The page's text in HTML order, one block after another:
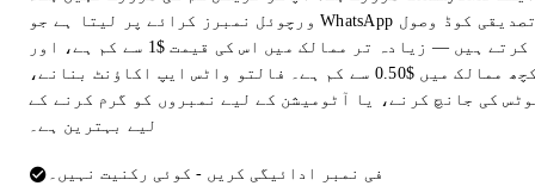
ورچوئل نمبرز کرائے پر لیتا ہے جو WhatsApp تصدیقی کوڈ وصول
کرتے ہیں — زیادہ تر ممالک میں اس کی قیمت $1 سے کم ہے، اور
کچھ ممالک میں $0.50 سے کم ہے۔ فالتو واٹس ایپ اکاؤنٹ بنانے،
کی جانچ کرنے، یا آٹومیشن کے لیے نمبروں کو گرم کرنے کے
لیے بہترین ہے۔
فی نمبر ادائیگی کریں - کوئی رکنیت نہیں۔